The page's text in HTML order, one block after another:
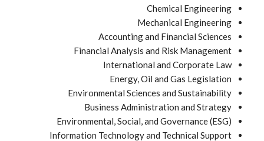
Chemical Engineering
Mechanical Engineering
Accounting and Financial Sciences
Financial Analysis and Risk Management
International and Corporate Law
Energy, Oil and Gas Legislation
Environmental Sciences and Sustainability
Business Administration and Strategy
Environmental, Social, and Governance (ESG)
Information Technology and Technical Support